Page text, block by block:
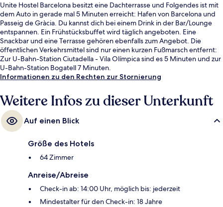
Unite Hostel Barcelona besitzt eine Dachterrasse und Folgendes ist mit
dem Auto in gerade mal 5 Minuten erreicht: Hafen von Barcelona und
Passeig de Gràcia. Du kannst dich bei einem Drink in der Bar/Lounge
entspannen. Ein Frühstücksbuffet wird täglich angeboten. Eine
Snackbar und eine Terrasse gehören ebenfalls zum Angebot. Die
öffentlichen Verkehrsmittel sind nur einen kurzen Fußmarsch entfernt:
Zur U-Bahn-Station Ciutadella - Vila Olímpica sind es 5 Minuten und zur
U-Bahn-Station Bogatell 7 Minuten.
Informationen zu den Rechten zur Stornierung
Weitere Infos zu dieser Unterkunft
Auf einen Blick
Größe des Hotels
64 Zimmer
Anreise/Abreise
Check-in ab: 14:00 Uhr, möglich bis: jederzeit
Mindestalter für den Check-in: 18 Jahre